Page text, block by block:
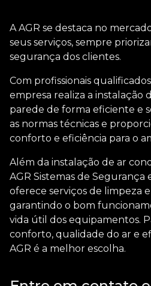
A AGR se destaca no
seus serviços, sempre
segurança dos clientes.
Com profissionais
empresa realiza a instalação
parede de forma eficiente e
as normas técnicas e
conforto e eficiência para o
Além da instalação de ar
AGR Sistemas de Segurança
oferece serviços de limpeza
garantindo o bom
vida útil dos equipamentos.
conforto, qualidade do ar e
AGR é a melhor escolha.